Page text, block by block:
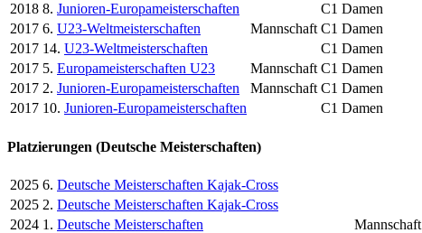
2018 8. Junioren-Europameisterschaften
C1 Damen
2017 6. U23-Weltmeisterschaften Mannschaft C1 Damen
2017 14. U23-Weltmeisterschaften
C1 Damen
2017 5. Europameisterschaften U23 Mannschaft C1 Damen
2017 2. Junioren-Europameisterschaften Mannschaft C1 Damen
2017 10. Junioren-Europameisterschaften C1 Damen
Platzierungen (Deutsche Meisterschaften)
2025 6. Deutsche Meisterschaften Kajak-Cross
2025 2. Deutsche Meisterschaften Kajak-Cross
2024 1. Deutsche Meisterschaften Mannschaft